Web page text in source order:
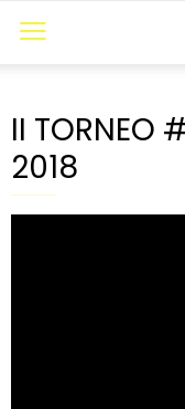
II TORNEO
2018